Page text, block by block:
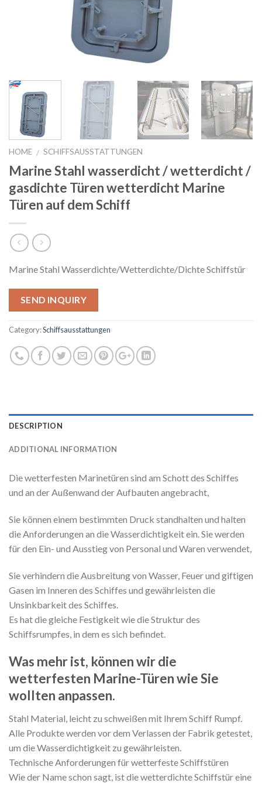
HOME / SCHIFFSAUSSTATTUNGEN
Marine Stahl wasserdicht / wetterdicht /
gasdichte Türen wetterdicht Marine
Türen auf dem Schiff
Marine Stahl Wasserdichte/Wetterdichte/Dichte Schiffstür
SEND INQUIRY
Category:Schiffsausstattungen
DESCRIPTION
ADDITIONAL INFORMATION
Die wetterfesten Marinetüren sind am Schott des Schiffes
und an der Außenwand der Aufbauten angebracht,
Sie können einem bestimmten Druck standhalten und halten
die Anforderungen an die Wasserdichtigkeit ein. Sie werden
für den Ein- und Ausstieg von Personal und Waren verwendet,
Sie verhindern die Ausbreitung von Wasser, Feuer und giftigen
Gasen im Inneren des Schiffes und gewährleisten die
Unsinkbarkeit des Schiffes.
Es hat die gleiche Festigkeit wie die Struktur des
Schiffsrumpfes, in dem es sich befindet.
Was mehr ist, können wir die
wetterfesten Marine-Türen wie Sie
wollten anpassen.
Stahl Material, leicht zu schweißen mit Ihrem Schiff Rumpf.
Alle Produkte werden vor dem Verlassen der Fabrik getestet,
um die Wasserdichtigkeit zu gewährleisten.
Technische Anforderungen für wetterfeste Schiffstüren
Wie der Name schon sagt, ist die wetterdichte Schiffstür eine